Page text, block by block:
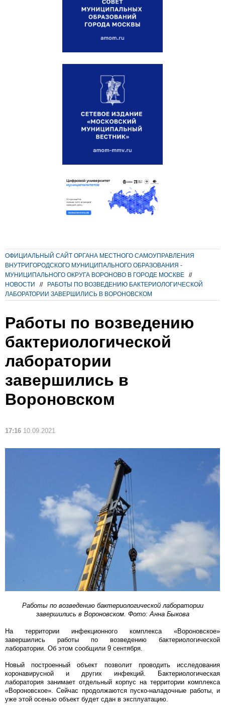
ОФИЦИАЛЬНЫЙ САЙТ ОРГАНА МЕСТНОГО САМОУПРАВЛЕНИЯ
ВНУТРИГОРОДСКОГО МУНИЦИПАЛЬНОГО ОБРАЗОВАНИЯ -
МУНИЦИПАЛЬНОГО ОКРУГА ВОРОНОВО В ГОРОДЕ МОСКВЕ
//
НОВОСТИ
//
РАБОТЫ ПО ВОЗВЕДЕНИЮ БАКТЕРИОЛОГИЧЕСКОЙ
ЛАБОРАТОРИИ ЗАВЕРШИЛИСЬ В ВОРОНОВСКОМ
Работы по возведению
бактериологической
лаборатории
завершились в
Вороновском
17:16 10.09.2021
Работы по возведению бактериологической лаборатории
завершились в Вороновском. Фото: Анна Быкова
На территории инфекционного комплекса «Вороновское»
завершились работы по возведению бактериологической
лаборатории. Об этом сообщили 9 сентября.
Новый построенный объект позволит проводить исследования
коронавирусной и других инфекций. Бактериологическая
лаборатория занимает отдельный корпус на территории комплекса
«Вороновское». Сейчас продолжаются пуско-наладочные работы, и
уже этой осенью объект будет сдан в эксплуатацию.